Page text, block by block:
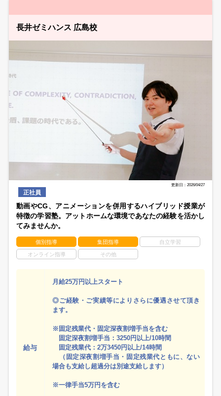
長井ゼミハンス 広島校
更新日：2026/04/27
正社員
動画やCG、アニメーションを併用するハイブリッド授業が
特徴の学習塾。アットホームな環境であなたの経験を活かし
てみませんか。
個別指導 集団指導 自立学習
オンライン指導 その他
給与
月給25万円以上スタート
◎ご経験・ご実績等によりさらに優遇させて頂き
ます。
※固定残業代・固定深夜割増手当を含む
固定深夜割増手当：3250円以上/10時間
固定残業代：2万3450円以上/14時間
（固定深夜割増手当・固定残業代ともに、ない
場合も支給し超過分は別途支給します）
※一律手当5万円を含む